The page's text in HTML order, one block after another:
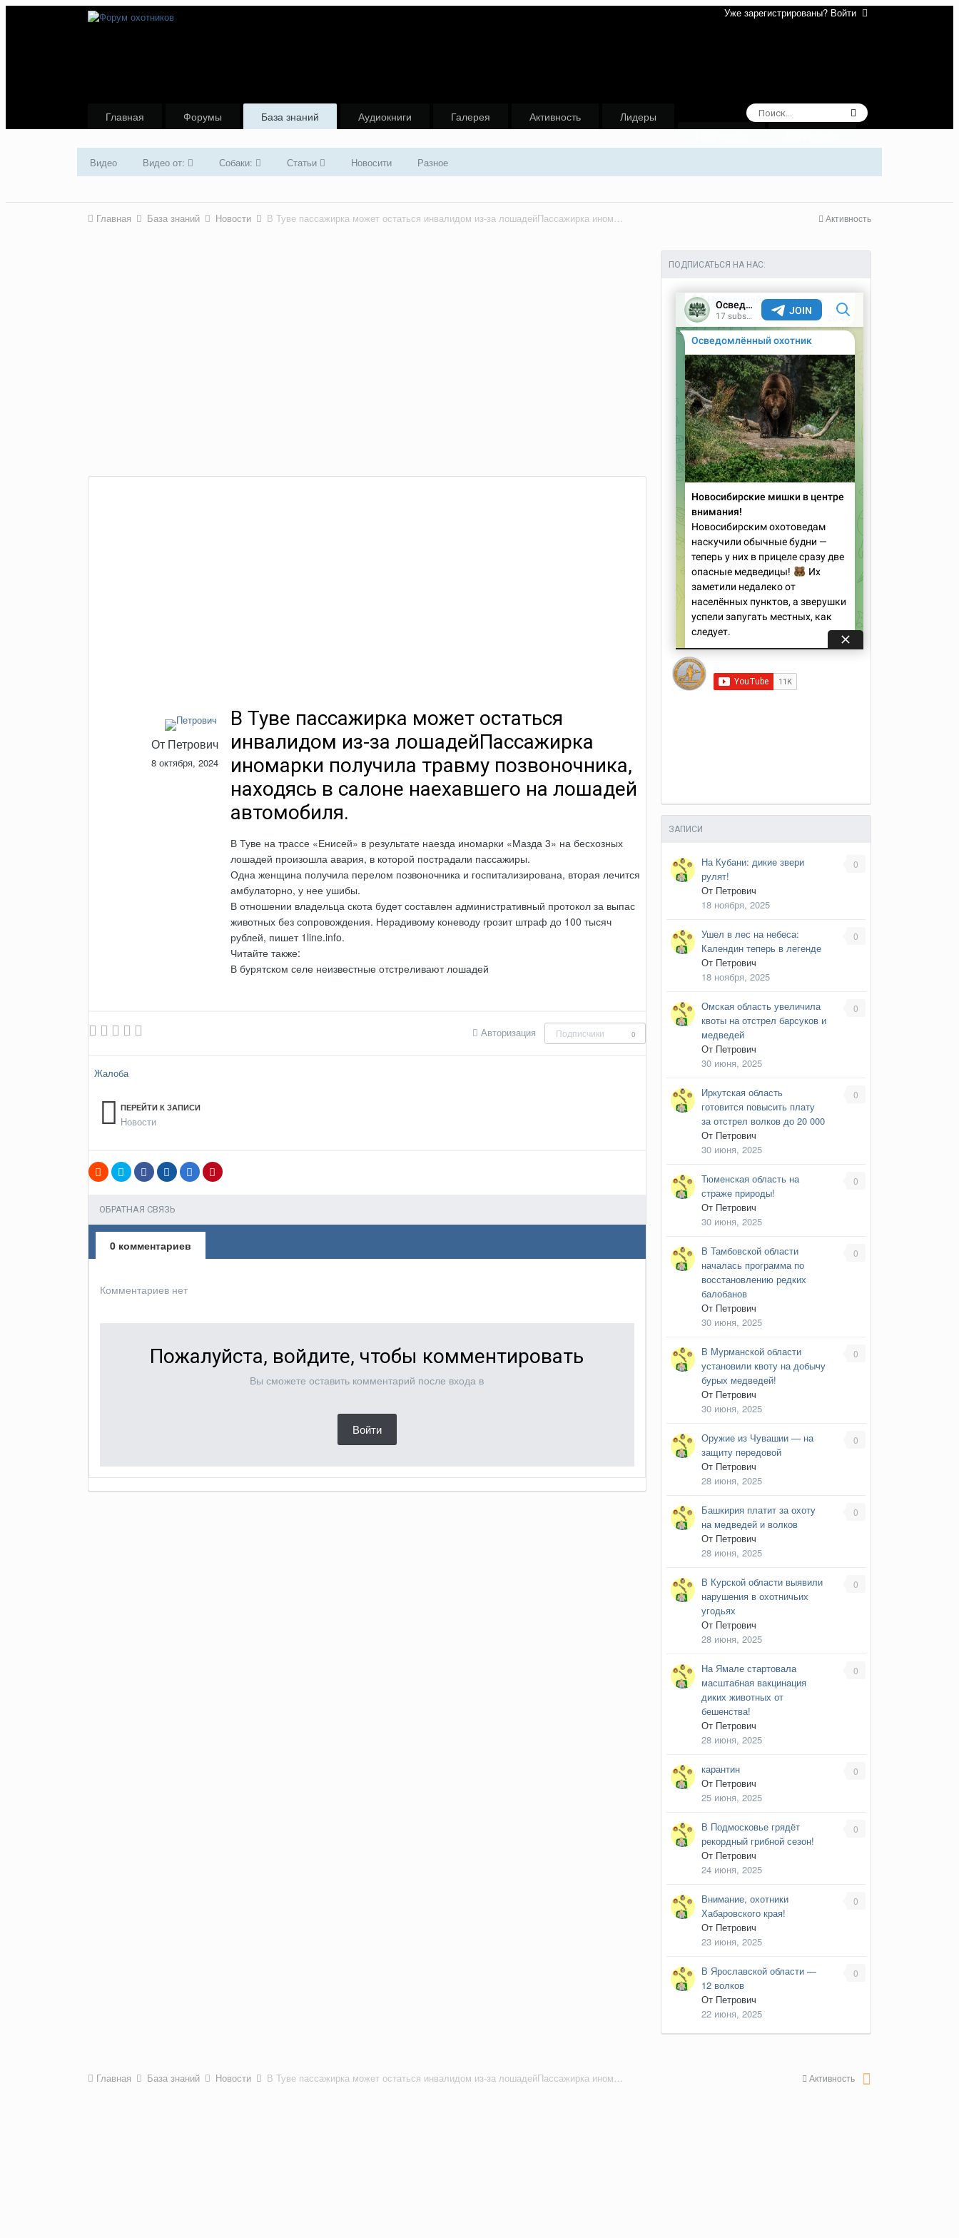
Уже зарегистрированы? Войти
Главная Форумы База знаний
Видео Видео от: Собаки: Статьи Новосити Разное
Аудиокниги Галерея Активность
Лидеры
Активность
Главная База знаний Новости В Туве пассажирка может остаться инвалидом из-за лошадейПассажирка иномарки получила травму позвоночника, находясь в салоне наехавшего на лошадей автомобиля.
От Петрович
8 октября, 2024
В Туве пассажирка может остаться
инвалидом из-за лошадейПассажирка
иномарки получила травму позвоночника,
находясь в салоне наехавшего на лошадей
автомобиля.
В Туве на трассе «Енисей» в результате наезда иномарки «Мазда 3» на бесхозных
лошадей произошла авария, в которой пострадали пассажиры.
Одна женщина получила перелом позвоночника и госпитализирована, вторая лечится
амбулаторно, у нее ушибы.
В отношении владельца скота будет составлен административный протокол за выпас
животных без сопровождения. Нерадивому коневоду грозит штраф до 100 тысяч
рублей, пишет 1line.info.
Читайте также:
В бурятском селе неизвестные отстреливают лошадей
Авторизация Подписчики 0
Жалоба
ПЕРЕЙТИ К ЗАПИСИ
Новости
ОБРАТНАЯ СВЯЗЬ
0 комментариев
Комментариев нет
Пожалуйста, войдите, чтобы комментировать
Вы сможете оставить комментарий после входа в
Войти
ПОДПИСАТЬСЯ НА НАС:
ЗАПИСИ
0
На Кубани: дикие звери
рулят!
От Петрович
18 ноября, 2025
0
Ушел в лес на небеса:
Календин теперь в легенде
От Петрович
18 ноября, 2025
0
Омская область увеличила
квоты на отстрел барсуков и
медведей
От Петрович
30 июня, 2025
0
Иркутская область
готовится повысить плату
за отстрел волков до 20 000
От Петрович
30 июня, 2025
0
Тюменская область на
страже природы!
От Петрович
30 июня, 2025
0
В Тамбовской области
началась программа по
восстановлению редких
балобанов
От Петрович
30 июня, 2025
0
В Мурманской области
установили квоту на добычу
бурых медведей!
От Петрович
30 июня, 2025
0
Оружие из Чувашии — на
защиту передовой
От Петрович
28 июня, 2025
0
Башкирия платит за охоту
на медведей и волков
От Петрович
28 июня, 2025
0
В Курской области выявили
нарушения в охотничьих
угодьях
От Петрович
28 июня, 2025
0
На Ямале стартовала
масштабная вакцинация
диких животных от
бешенства!
От Петрович
28 июня, 2025
0
карантин
От Петрович
25 июня, 2025
0
В Подмосковье грядёт
рекордный грибной сезон!
От Петрович
24 июня, 2025
0
Внимание, охотники
Хабаровского края!
От Петрович
23 июня, 2025
0
В Ярославской области —
12 волков
От Петрович
22 июня, 2025
Активность
Главная База знаний Новости В Туве пассажирка может остаться инвалидом из-за лошадейПассажирка иномарки получила травму позвоночника, находясь в салоне наехавшего на лошадей автомобиля.